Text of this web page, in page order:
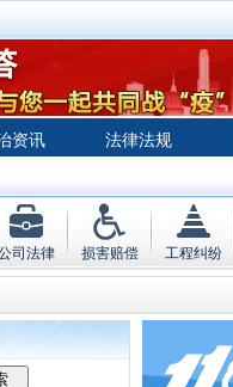
资讯 法律法规
司法律 损害赔偿 工程纠纷